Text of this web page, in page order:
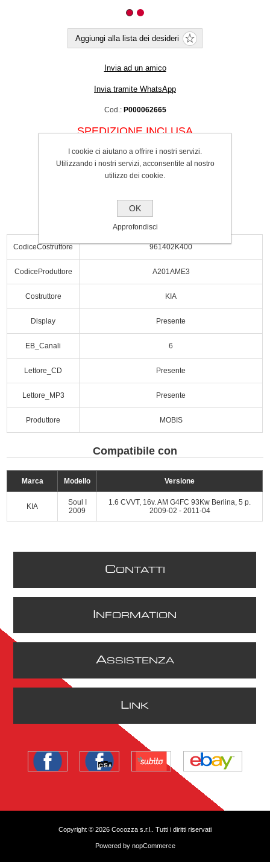
Aggiungi alla lista dei desideri
Invia ad un amico
Invia tramite WhatsApp
Cod.: P000062665
SPEDIZIONE INCLUSA
€87.00
Acquista
CodiceCostruttore 961402K400
CodiceProduttore A201AME3
Costruttore KIA
Display Presente
EB_Canali 6
Lettore_CD Presente
Lettore_MP3 Presente
Produttore MOBIS
Compatibile con
Marca Modello Versione
KIA
Soul I
2009
1.6 CVVT, 16v. AM G4FC 93Kw Berlina, 5 p.
2009-02 - 2011-04
CONTATTI
NFORMATION
ASSISTENZA
L INK
Copyright © 2026 Cocozza s.r.l.. Tutti i diritti riservati
Powered by nopCommerce
I cookie ci aiutano a offrire i nostri servizi.
Utilizzando i nostri servizi, acconsentite al nostro
utilizzo dei cookie.
OK
Approfondisci